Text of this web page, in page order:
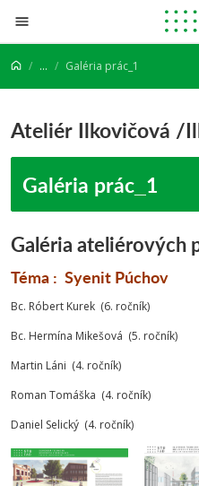
Prejsť na obsah
... Galéria prác_1
Ateliér Ilkovičová /
Galéria prác_1
Galéria ateliérových
Téma : Syenit Púchov
Bc. Róbert Kurek (6. ročník)
Bc. Hermína Mikešová (5. ročník)
Martin Láni (4. ročník)
Roman Tomáška (4. ročník)
Daniel Selický (4. ročník)